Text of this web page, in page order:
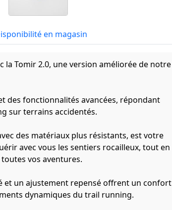
en magasin
Tomir 2.0, une version améliorée de notre
des fonctionnalités avancées, répondant
sur terrains accidentés.
des matériaux plus résistants, est votre
avec vous les sentiers rocailleux, tout en
vos aventures.
et un ajustement repensé offrent un confort
dynamiques du trail running.